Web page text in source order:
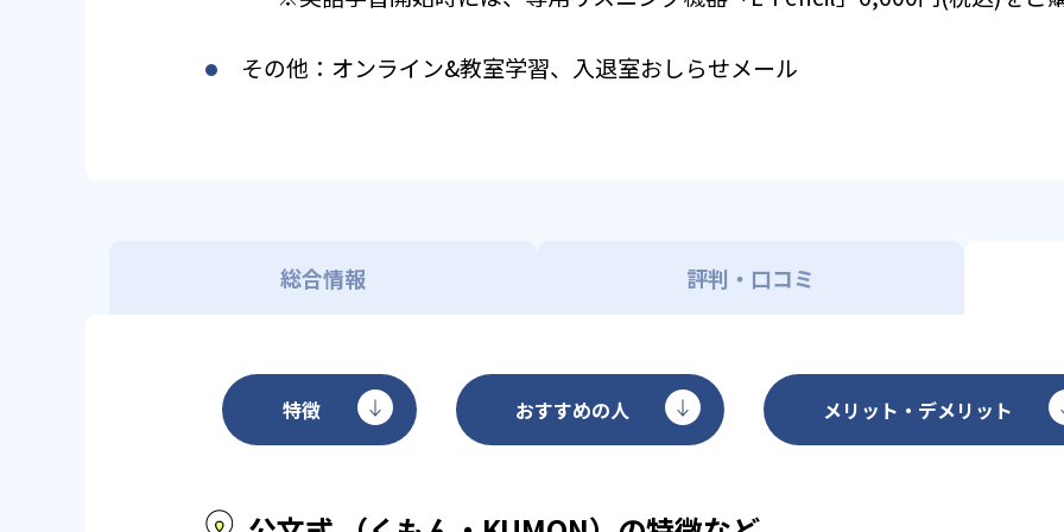
その他：オンライン&教室学習、入退室おしらせメール
総合情報 評判・口コミ
特徴 おすすめの人 メリット・デメリット